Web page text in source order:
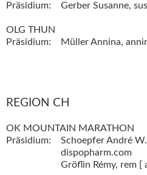
Präsidium:
Gerber Susanne,
OLG THUN
Präsidium:
Müller Annina,
REGION CH
OK MOUNTAIN MARATHON
Präsidium:
Schoepfer André
dispopharm.com
Gröflin Rémy, rem [